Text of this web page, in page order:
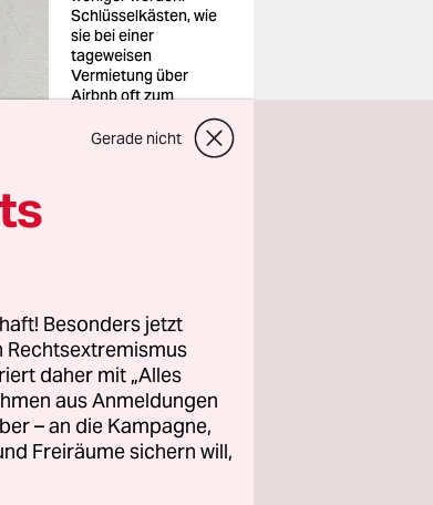
Schlüsselkästen, wie
sie bei einer
tageweisen
Vermietung über
Airbnb oft zum
Foto: Christoph
Gerade nicht
Besonders jetzt
Rechtsextremismus
daher mit „Alles
aus Anmeldungen
– an die Kampagne,
Freiräume sichern will,